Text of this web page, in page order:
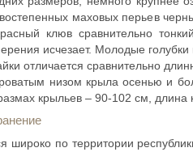
маховых перьев
клюв сравнительно
исчезает. Молодые
отличается сравнительно
низом крыла осенью и
крыльев – 90-102 см, длина
широко по территории